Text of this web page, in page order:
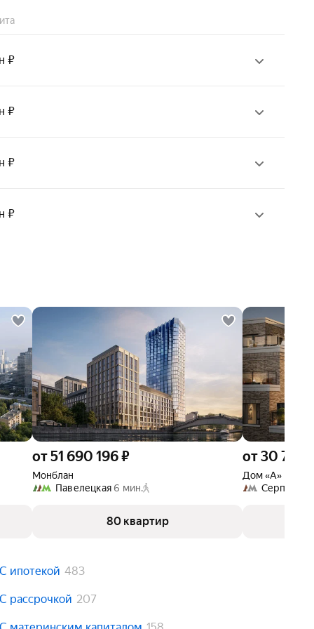
₽
₽
₽
₽
от 51 690 196 ₽
Монблан
Павелецкая 6 мин.
80 квартир
от 30 790
Дом «А»
С ипотекой 483
С рассрочкой 207